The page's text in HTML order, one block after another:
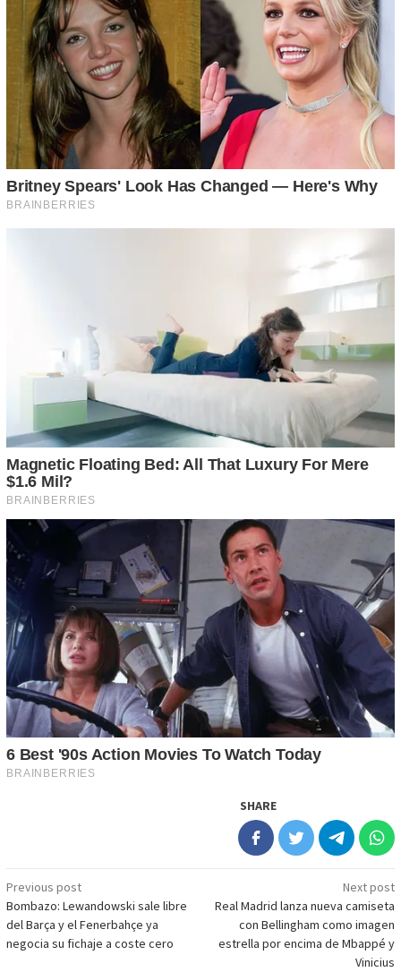
SHARE
Post
navigation
Previous post
Bombazo: Lewandowski sale libre
del Barça y el Fenerbahçe ya
negocia su fichaje a coste cero
Next post
Real Madrid lanza nueva camiseta
con Bellingham como imagen
estrella por encima de Mbappé y
Vinicius